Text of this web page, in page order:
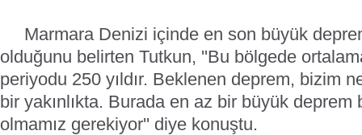
Marmara Denizi içinde en son büyük
olduğunu belirten Tutkun, ''Bu bölgede
periyodu 250 yıldır. Beklenen deprem, bizim
bir yakınlıkta. Burada en az bir büyük deprem
olmamız gerekiyor'' diye konuştu.